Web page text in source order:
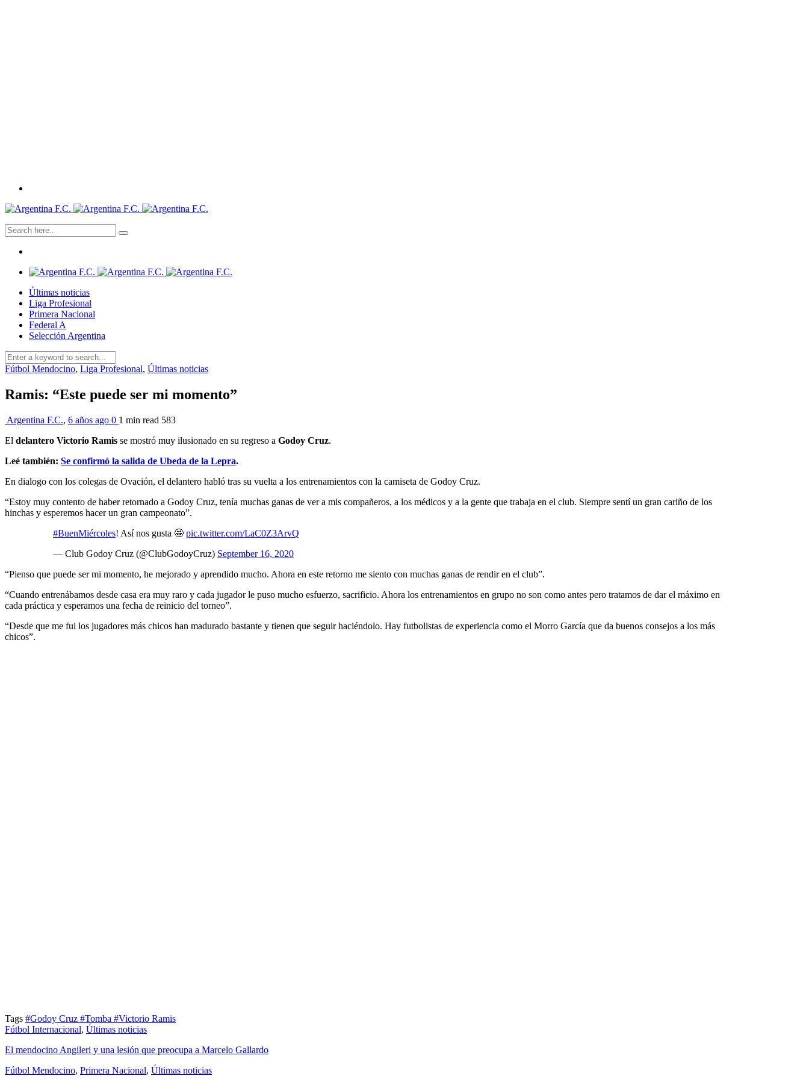
Últimas noticias
Liga Profesional
Primera Nacional
Federal A
Selección Argentina
Fútbol Mendocino, Liga Profesional, Últimas noticias
Ramis: “Este puede ser mi momento”
Argentina F.C., 6 años ago 0 1 min read 583
El delantero Victorio Ramis se mostró muy ilusionado en su regreso a Godoy Cruz.
Leé también: Se confirmó la salida de Ubeda de la Lepra.
En dialogo con los colegas de Ovación, el delantero habló tras su vuelta a los entrenamientos con la camiseta de Godoy Cruz.
“Estoy muy contento de haber retornado a Godoy Cruz, tenía muchas ganas de ver a mis compañeros, a los médicos y a la gente que trabaja en el club. Siempre sentí un gran cariño de los
hinchas y esperemos hacer un gran campeonato”.
#BuenMiércoles! Así nos gusta 🤩 pic.twitter.com/LaC0Z3ArvQ
— Club Godoy Cruz (@ClubGodoyCruz) September 16, 2020
“Pienso que puede ser mi momento, he mejorado y aprendido mucho. Ahora en este retorno me siento con muchas ganas de rendir en el club”.
“Cuando entrenábamos desde casa era muy raro y cada jugador le puso mucho esfuerzo, sacrificio. Ahora los entrenamientos en grupo no son como antes pero tratamos de dar el máximo en
cada práctica y esperamos una fecha de reinicio del torneo”.
“Desde que me fui los jugadores más chicos han madurado bastante y tienen que seguir haciéndolo. Hay futbolistas de experiencia como el Morro García que da buenos consejos a los más
chicos”.
Tags #Godoy Cruz #Tomba #Victorio Ramis
Fútbol Internacional, Últimas noticias
El mendocino Angileri y una lesión que preocupa a Marcelo Gallardo
Fútbol Mendocino, Primera Nacional, Últimas noticias